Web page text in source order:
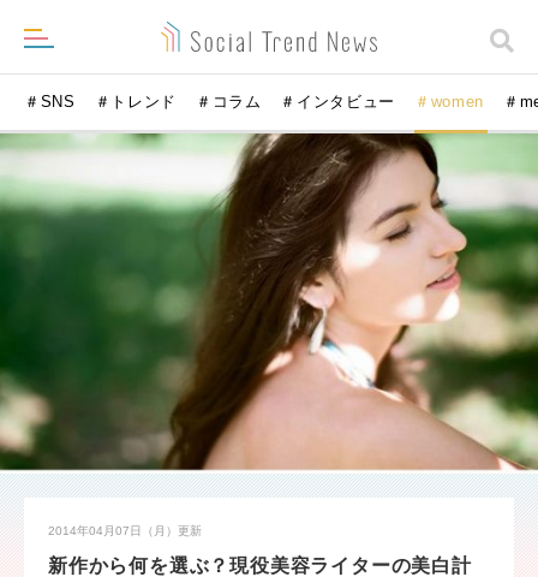
＃SNS ＃トレンド ＃コラム ＃インタビュー ＃women ＃
2014年04月07日（月） 更新
新作から何を選ぶ？現役美容ライターの美白計